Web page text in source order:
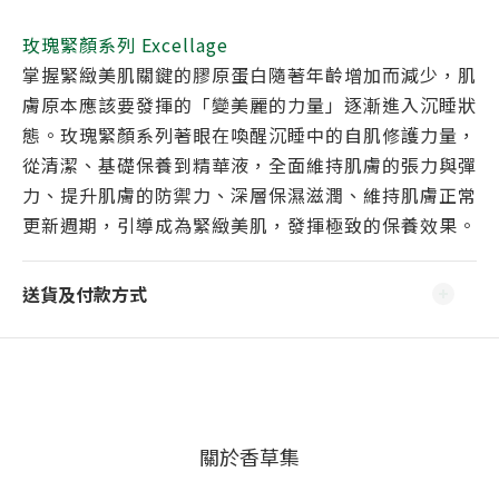
玫瑰緊顏系列 Excellage
掌握緊緻美肌關鍵的膠原蛋白隨著年齡增加而減少，肌
膚原本應該要發揮的「變美麗的力量」逐漸進入沉睡狀
態。玫瑰緊顏系列著眼在喚醒沉睡中的自肌修護力量，
從清潔、基礎保養到精華液，全面維持肌膚的張力與彈
力、提升肌膚的防禦力、深層保濕滋潤、維持肌膚正常
更新週期，引導成為緊緻美肌，發揮極致的保養效果。
送貨及付款方式
關於香草集